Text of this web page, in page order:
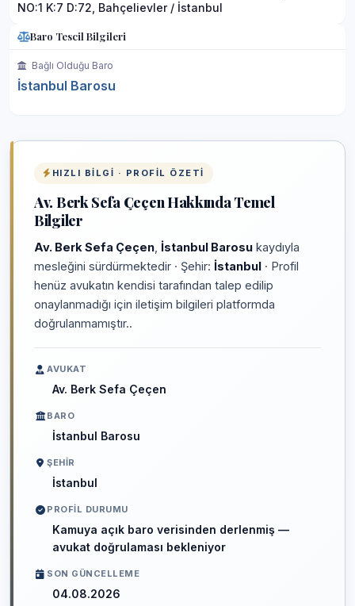
NO:1 K:7 D:72, Bahçelievler / İstanbul
Baro Tescil Bilgileri
Bağlı Olduğu Baro
İstanbul Barosu
HIZLI BILGI · PROFIL ÖZETI
Av. Berk Sefa Çeçen Hakkında Temel
Bilgiler
Av. Berk Sefa Çeçen İstanbul Barosu kaydıyla
mesleğini sürdürmektedir · Şehir: İstanbul · Profil
henüz avukatın kendisi tarafından talep edilip
onaylanmadığı için iletişim bilgileri platformda
doğrulanmamıştır..
AVUKAT
Av. Berk Sefa Çeçen
BARO
İstanbul Barosu
ŞEHIR
İstanbul
PROFIL DURUMU
Kamuya açık baro verisinden derlenmiş —
avukat doğrulaması bekleniyor
SON GÜNCELLEME
04.08.2026